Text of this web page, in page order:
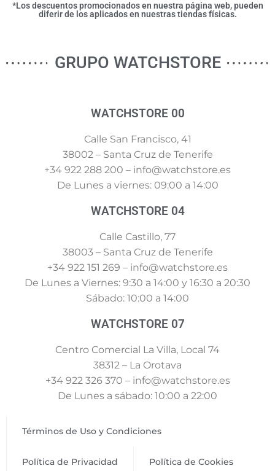
*Los descuentos promocionados en nuestra página web, pueden
diferir de los aplicados en nuestras tiendas físicas.
GRUPO WATCHSTORE
WATCHSTORE 00
Calle San Francisco, 41
38002 – Santa Cruz de Tenerife
+34 922 288 200 – info@watchstore.es
De Lunes a viernes: 09:00 a 14:00
WATCHSTORE 04
Calle Castillo, 77
38003 – Santa Cruz de Tenerife
+34 922 151 269 – info@watchstore.es
De Lunes a Viernes: 9:30 a 14:00 y 16:30 a 20:30
Sábado: 10:00 a 14:00
WATCHSTORE 07
Centro Comercial La Villa, Local 74
38312 – La Orotava
+34 922 326 370 – info@watchstore.es
De Lunes a sábado: 10:00 a 22:00
Términos de Uso y Condiciones
Política de Privacidad Política de Cookies